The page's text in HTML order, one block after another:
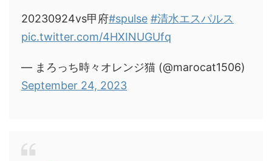
20230924vs甲府#spulse #清水エスパルス
pic.twitter.com/4HXINUGUfq
— まろっち時々オレンジ猫 (@marocat1506)
September 24, 2023